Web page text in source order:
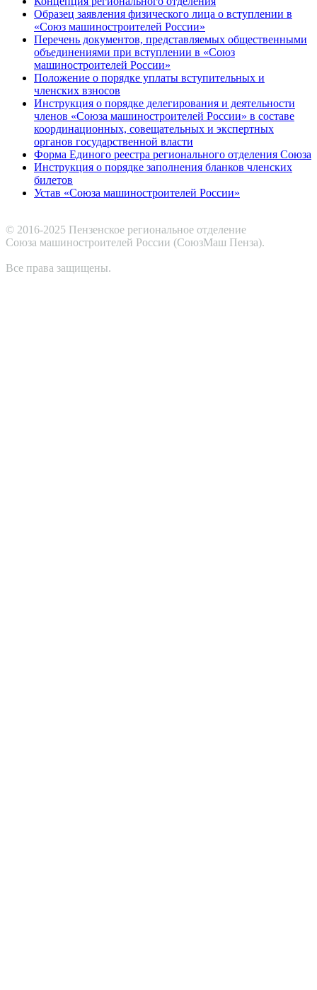
Образец заявления физического лица о вступлении в
«Союз машиностроителей России»
Перечень документов, представляемых общественными
объединениями при вступлении в «Союз
машиностроителей России»
Положение о порядке уплаты вступительных и
членских взносов
Инструкция о порядке делегирования и деятельности
членов «Союза машиностроителей России» в составе
координационных, совещательных и экспертных
органов государственной власти
Форма Единого реестра регионального отделения Союза
Инструкция о порядке заполнения бланков членских
билетов
Устав «Союза машиностроителей России»
© 2016-2025 Пензенское региональное отделение
Cоюза машиностроителей России (СоюзМаш Пенза).
Все права защищены.